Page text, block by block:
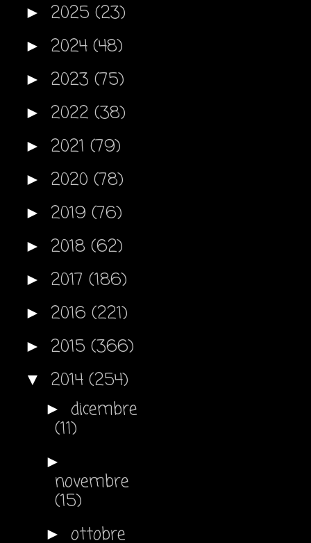
► 2025 (23)
► 2024 (48)
► 2023 (75)
► 2022 (38)
► 2021 (79)
► 2020 (78)
► 2019 (76)
► 2018 (62)
► 2017 (186)
► 2016 (221)
► 2015 (366)
▼ 2014 (254)
► dicembre
(11)
►
novembre
(15)
► ottobre